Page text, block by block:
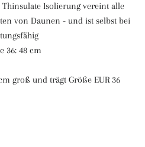
Thinsulate Isolierung vereint alle
von Daunen - und ist selbst bei
36: 48 cm
groß und trägt Größe EUR 36